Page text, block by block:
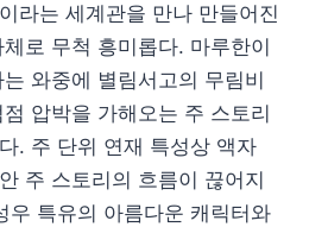
라는 세계관을 만나 만들어진
로 무척 흥미롭다. 마루한이
와중에 별림서고의 무림비
압박을 가해오는 주 스토리
. 주 단위 연재 특성상 액자
주 스토리의 흐름이 끊어지
우 특유의 아름다운 캐릭터와